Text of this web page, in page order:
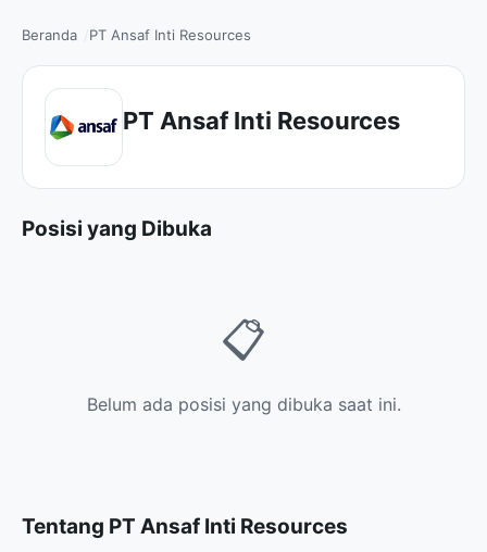
Beranda PT Ansaf Inti Resources
PT Ansaf Inti Resources
Posisi yang Dibuka
📋
Belum ada posisi yang dibuka saat ini.
Tentang PT Ansaf Inti Resources